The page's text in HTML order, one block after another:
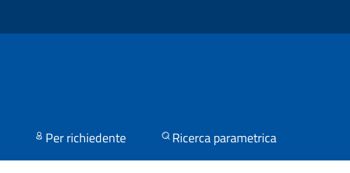
Per richiedente Ricerca parametrica